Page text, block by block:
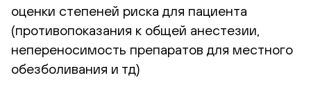
оценки степеней риска для пациента
(противопоказания к общей анестезии,
непереносимость препаратов для местного
обезболивания и тд)